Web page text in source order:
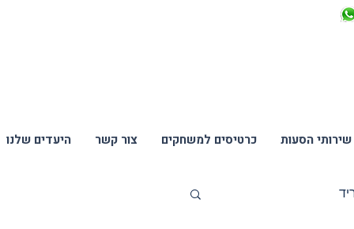
שירותי הסעות כרטיסים למשחקים צור קשר היעדים שלנו